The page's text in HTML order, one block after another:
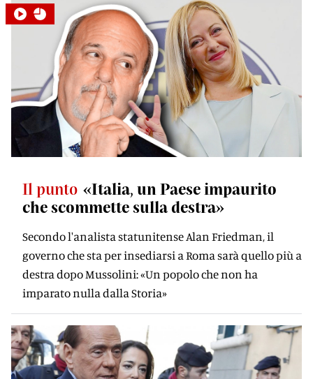
Il punto «Italia, un Paese impaurito
che scommette sulla destra»
Secondo l'analista statunitense Alan Friedman, il
governo che sta per insediarsi a Roma sarà quello più a
destra dopo Mussolini: «Un popolo che non ha
imparato nulla dalla Storia»